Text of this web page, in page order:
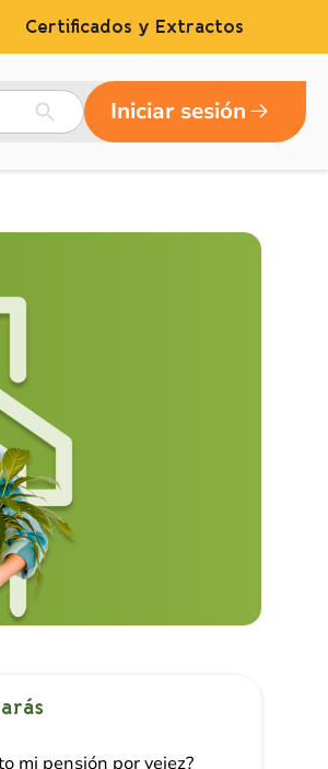
Certificados y Extractos
Iniciar sesión
mi pensión por vejez?